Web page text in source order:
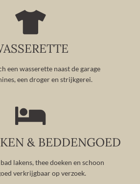
een wasserette naast de garage
een droger en strijkgerei.
& BEDDENGOED
lakens, thee doeken en schoon
verkrijgbaar op verzoek.